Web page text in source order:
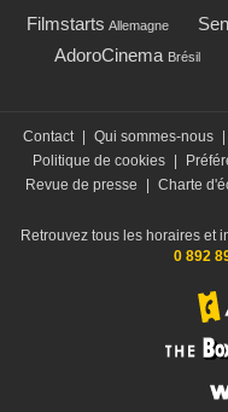
Filmstarts Allemagne
AdoroCinema Brésil
Contact Qui sommes-nous
Politique de cookies
Revue de presse
Charte
Retrouvez tous les horaires et
0 892